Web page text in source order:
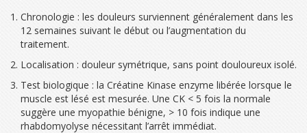
Chronologie : les douleurs surviennent généralement dans les
12 semaines suivant le début ou l’augmentation du
traitement.
Localisation : douleur symétrique, sans point douloureux isolé.
Test biologique : la Créatine Kinase enzyme libérée lorsque le
muscle est lésé est mesurée. Une CK < 5 fois la normale
suggère une myopathie bénigne, > 10 fois indique une
rhabdomyolyse nécessitant l’arrêt immédiat.